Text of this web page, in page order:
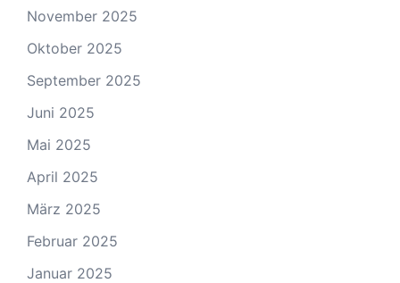
November 2025
Oktober 2025
September 2025
Juni 2025
Mai 2025
April 2025
März 2025
Februar 2025
Januar 2025